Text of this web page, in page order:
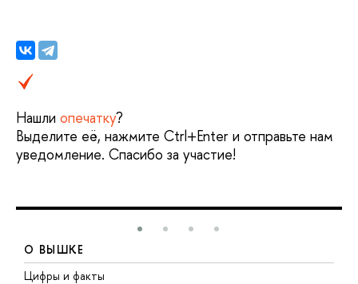
Нашли опечатку?
ыделите её, нажмите Ctrl+Enter и отправьте нам
уведомление. Спасибо за участие!
О ВЫШКЕ
Цифры и факты